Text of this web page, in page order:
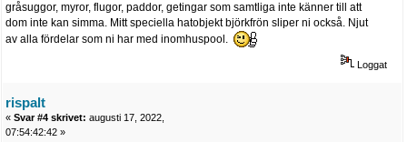
gråsuggor, myror, flugor, paddor, getingar som samtliga inte känner till att
dom inte kan simma. Mitt speciella hatobjekt björkfrön sliper ni också. Njut
av alla fördelar som ni har med inomhuspool.
Loggat
rispalt
« Svar #4 skrivet: augusti 17, 2022,
07:54:42:42 »